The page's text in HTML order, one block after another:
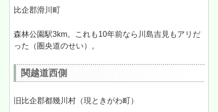
比企郡滑川町
森林公園駅3km。これも10年前なら川島吉見もアリだ
った（圏央道のせい）。
関越道西側
旧比企郡都幾川村（現ときがわ町）